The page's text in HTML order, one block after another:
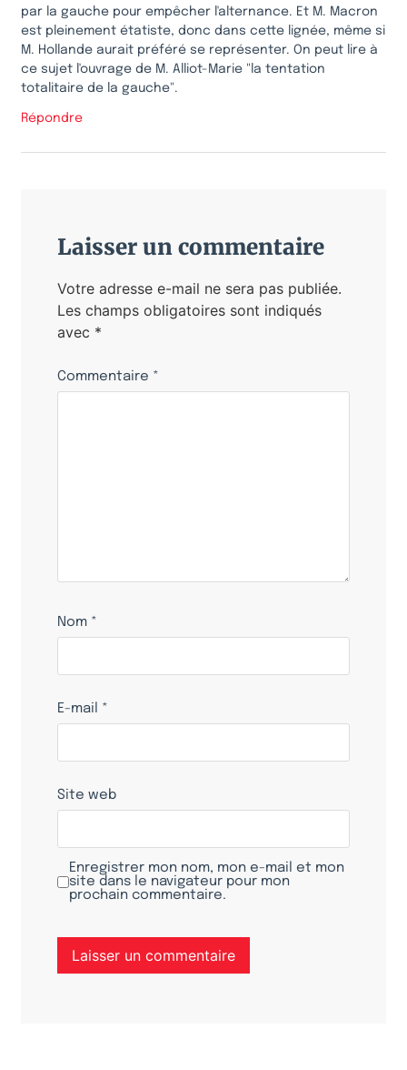
par la gauche pour empêcher l'alternance. Et M. Macron
est pleinement étatiste, donc dans cette lignée, même si
M. Hollande aurait préféré se représenter. On peut lire à
ce sujet l'ouvrage de M. Alliot-Marie "la tentation
totalitaire de la gauche".
Répondre
Laisser un commentaire
Votre adresse e-mail ne sera pas publiée.
Les champs obligatoires sont indiqués
avec *
Commentaire *
Nom *
E-mail *
Site web
Enregistrer mon nom, mon e-mail et mon
site dans le navigateur pour mon
prochain commentaire.